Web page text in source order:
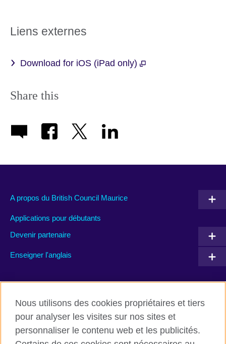
Liens externes
Download for iOS (iPad only)
Share this
A propos du British Council Maurice
Applications pour débutants
Devenir partenaire
Enseigner l'anglais
Nous utilisons des cookies propriétaires et tiers
pour analyser les visites sur nos sites et
personnaliser le contenu web et les publicités.